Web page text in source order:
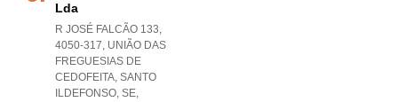
Lda
R JOSÉ FALCÃO 133,
4050-317, UNIÃO DAS
FREGUESIAS DE
CEDOFEITA, SANTO
ILDEFONSO, SE,